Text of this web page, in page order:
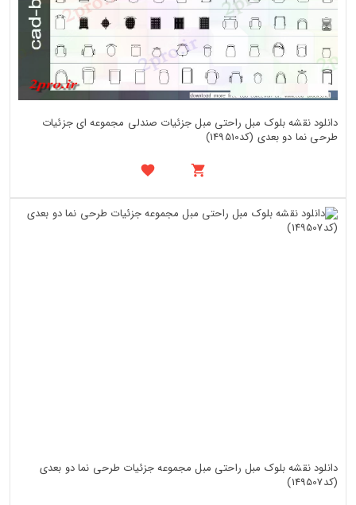
دانلود نقشه بلوک مبل راحتی مبل جزئیات صندلی مجموعه ای جزئیات
طرحی نما دو بعدی (کد149510)
دانلود نقشه بلوک مبل راحتی مبل مجموعه جزئیات طرحی نما دو بعدی
(کد149507)